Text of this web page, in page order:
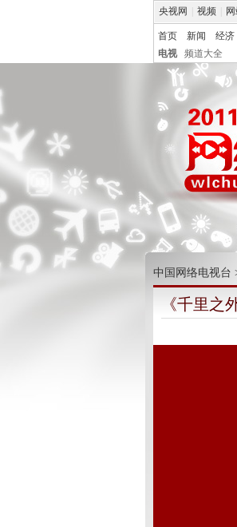
央视网 视频
首页 新闻 经济
电视
频道大全
中国网络电视台
《千里之